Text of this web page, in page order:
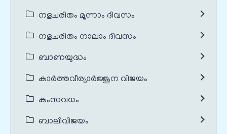
നളചരിതം മൂന്നാം ദിവസം
നളചരിതം നാലാം ദിവസം
ബാണയുദ്ധം
കാർത്തവീര്യാർജ്ജുന വിജയം
കംസവധം
ബാലിവിജയം